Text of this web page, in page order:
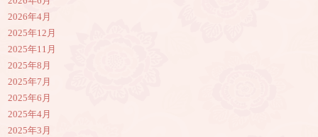
2026年4月
2025年12月
2025年11月
2025年8月
2025年7月
2025年6月
2025年4月
2025年3月